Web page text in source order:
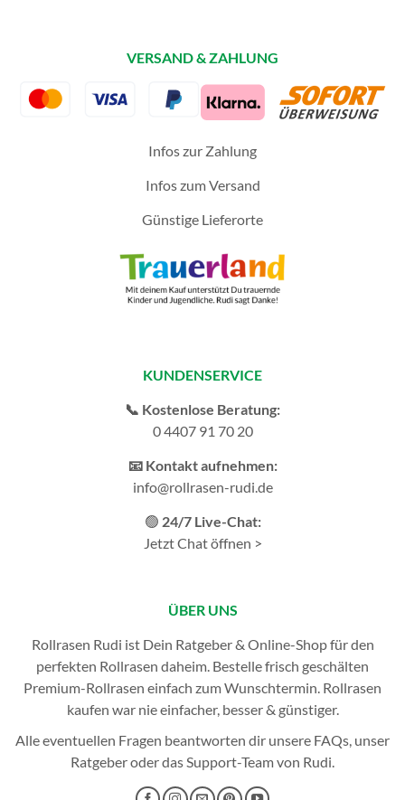
VERSAND & ZAHLUNG
Infos zur Zahlung
Infos zum Versand
Günstige Lieferorte
KUNDENSERVICE
📞 Kostenlose Beratung:
0 4407 91 70 20
📧 Kontakt aufnehmen:
info@rollrasen-rudi.de
🟢 24/7 Live-Chat:
Jetzt Chat öffnen >
ÜBER UNS
Rollrasen Rudi ist Dein Ratgeber & Online-Shop für den
perfekten Rollrasen daheim. Bestelle frisch geschälten
Premium-Rollrasen einfach zum Wunschtermin. Rollrasen
kaufen war nie einfacher, besser & günstiger.
Alle eventuellen Fragen beantworten dir unsere FAQs, unser
Ratgeberoder dasSupport-Teamvon Rudi.